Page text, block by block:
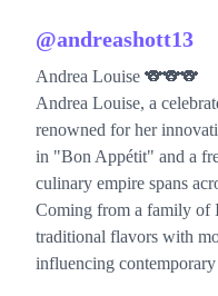
@andreashott13
Andrea Louise 🐨🐨🐨
Andrea Louise, a
renowned for her
in "Bon Appétit" and a
culinary empire spans
Coming from a family of
traditional flavors with
influencing